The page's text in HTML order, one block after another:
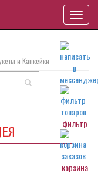
фильтр
корзина
и Капкейки